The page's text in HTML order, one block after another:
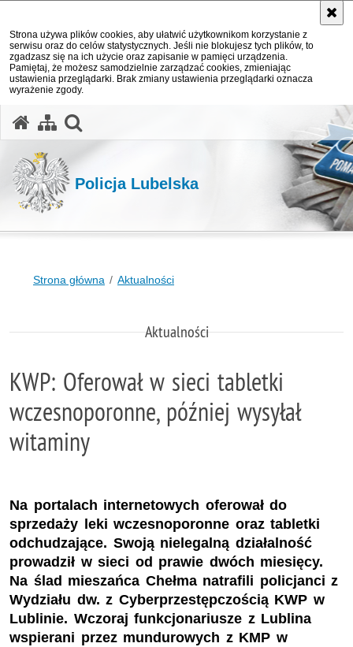
Strona używa plików cookies, aby ułatwić użytkownikom korzystanie z
serwisu oraz do celów statystycznych. Jeśli nie blokujesz tych plików, to
zgadzasz się na ich użycie oraz zapisanie w pamięci urządzenia.
Pamiętaj, że możesz samodzielnie zarządzać cookies, zmieniając
ustawienia przeglądarki. Brak zmiany ustawienia przeglądarki oznacza
wyrażenie zgody.
Policja Lubelska
Strona główna Aktualności
Aktualności
KWP: Oferował w sieci tabletki
wczesnoporonne, później wysyłał
witaminy
Na portalach internetowych oferował do
sprzedaży leki wczesnoporonne oraz tabletki
odchudzające. Swoją nielegalną działalność
prowadził w sieci od prawie dwóch miesięcy.
Na ślad mieszańca Chełma natrafili policjanci z
Wydziału dw. z Cyberprzestępczością KWP w
Lublinie. Wczoraj funkcjonariusze z Lublina
wspierani przez mundurowych z KMP w